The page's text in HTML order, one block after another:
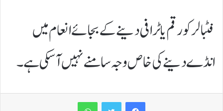
فٹبالر کو رقم یا ٹرافی دینے کے بجائے انعام میں
انڈے دینے کی خاص وجہ سامنے نہیں آسکی ہے۔
WhatsApp